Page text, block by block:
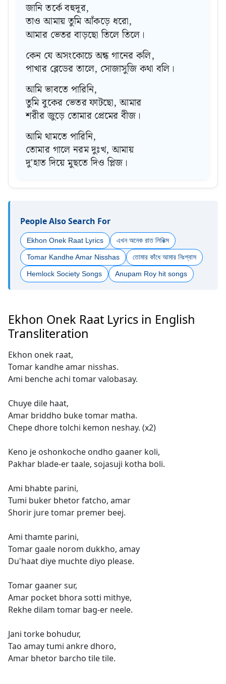
জানি তর্কে বহুদূর,
তাও আমায় তুমি আঁকড়ে ধরো,
আমার ভেতর বাড়ছো তিলে তিলে।
কেন যে অসংকোচে অন্ধ গানের কলি,
পাখার ব্লেডের তালে, সোজাসুজি কথা বলি।
আমি ভাবতে পারিনি,
তুমি বুকের ভেতর ফাটছো, আমার
শরীর জুড়ে তোমার প্রেমের বীজ।
আমি থামতে পারিনি,
তোমার গালে নরম দুঃখ, আমায়
দু'হাত দিয়ে মুছতে দিও প্লিজ।
People Also Search For
Ekhon Onek Raat Lyrics এখন অনেক রাত লিরিক্স
Tomar Kandhe Amar Nisshas তোমার কাঁধে আমার নিঃশ্বাস
Hemlock Society Songs Anupam Roy hit songs
Ekhon Onek Raat Lyrics in English
Transliteration
Ekhon onek raat,
Tomar kandhe amar nisshas.
Ami benche achi tomar valobasay.
Chuye dile haat,
Amar briddho buke tomar matha.
Chepe dhore tolchi kemon neshay. (x2)
Keno je oshonkoche ondho gaaner koli,
Pakhar blade-er taale, sojasuji kotha boli.
Ami bhabte parini,
Tumi buker bhetor fatcho, amar
Shorir jure tomar premer beej.
Ami thamte parini,
Tomar gaale norom dukkho, amay
Du'haat diye muchte diyo please.
Tomar gaaner sur,
Amar pocket bhora sotti mithye,
Rekhe dilam tomar bag-er neele.
Jani torke bohudur,
Tao amay tumi ankre dhoro,
Amar bhetor barcho tile tile.